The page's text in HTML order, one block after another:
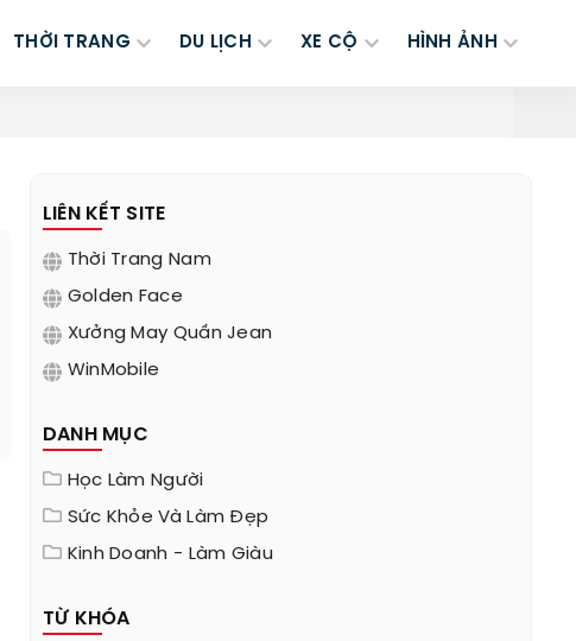
THỜI TRANG DU LỊCH XE CỘ HÌNH ẢNH
LIÊN KẾT SITE
Thời Trang Nam
Golden Face
Xưởng May Quần Jean
WinMobile
DANH MỤC
Học Làm Người
Sức Khỏe Và Làm Đẹp
Kinh Doanh - Làm Giàu
TỪ KHÓA